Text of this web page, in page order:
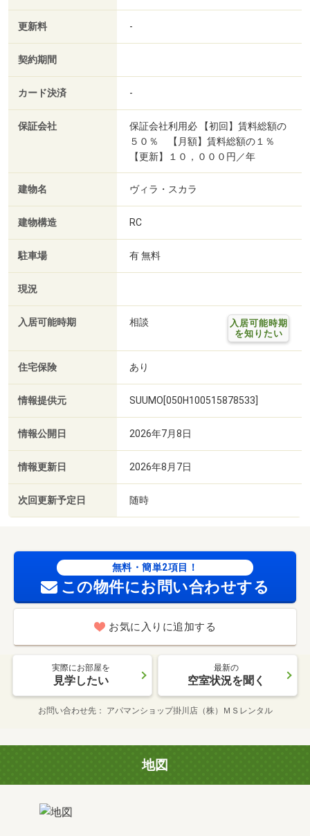
更新料 -
契約期間
カード決済 -
保証会社
保証会社利用必 【初回】賃料総額の
５０％ 【月額】賃料総額の１％
【更新】１０，０００円／年
建物名 ヴィラ・スカラ
建物構造 RC
駐車場 有 無料
現況
入居可能時期 相談
入居可能時期
を知りたい
住宅保険 あり
情報提供元 SUUMO[050H100515878533]
情報公開日 2026年7月8日
情報更新日 2026年8月7日
次回更新予定日 随時
無料・簡単2項目！
この物件にお問い合わせする
お気に入りに追加する
実際にお部屋を
見学したい
最新の
空室状況を聞く
お問い合わせ先 アパマンショップ掛川店（株）ＭＳレンタル
地図